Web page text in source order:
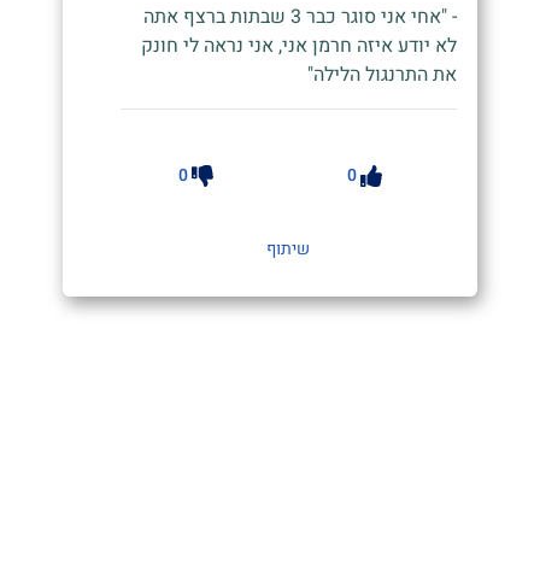
- "אחי אני סוגר כבר 3 שבתות ברצף אתה
לא יודע איזה חרמן אני, אני נראה לי חונק
את התרנגול הלילה"
0
0
שיתוף